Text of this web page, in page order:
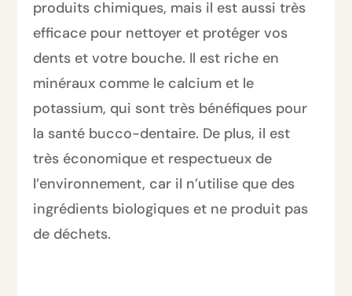
produits chimiques, mais il est aussi très
efficace pour nettoyer et protéger vos
dents et votre bouche. Il est riche en
minéraux comme le calcium et le
potassium, qui sont très bénéfiques pour
la santé bucco-dentaire. De plus, il est
très économique et respectueux de
l’environnement, car il n’utilise que des
ingrédients biologiques et ne produit pas
de déchets.